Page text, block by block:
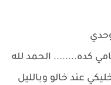
كده........ الحمد لله
عند خالو وبالليل